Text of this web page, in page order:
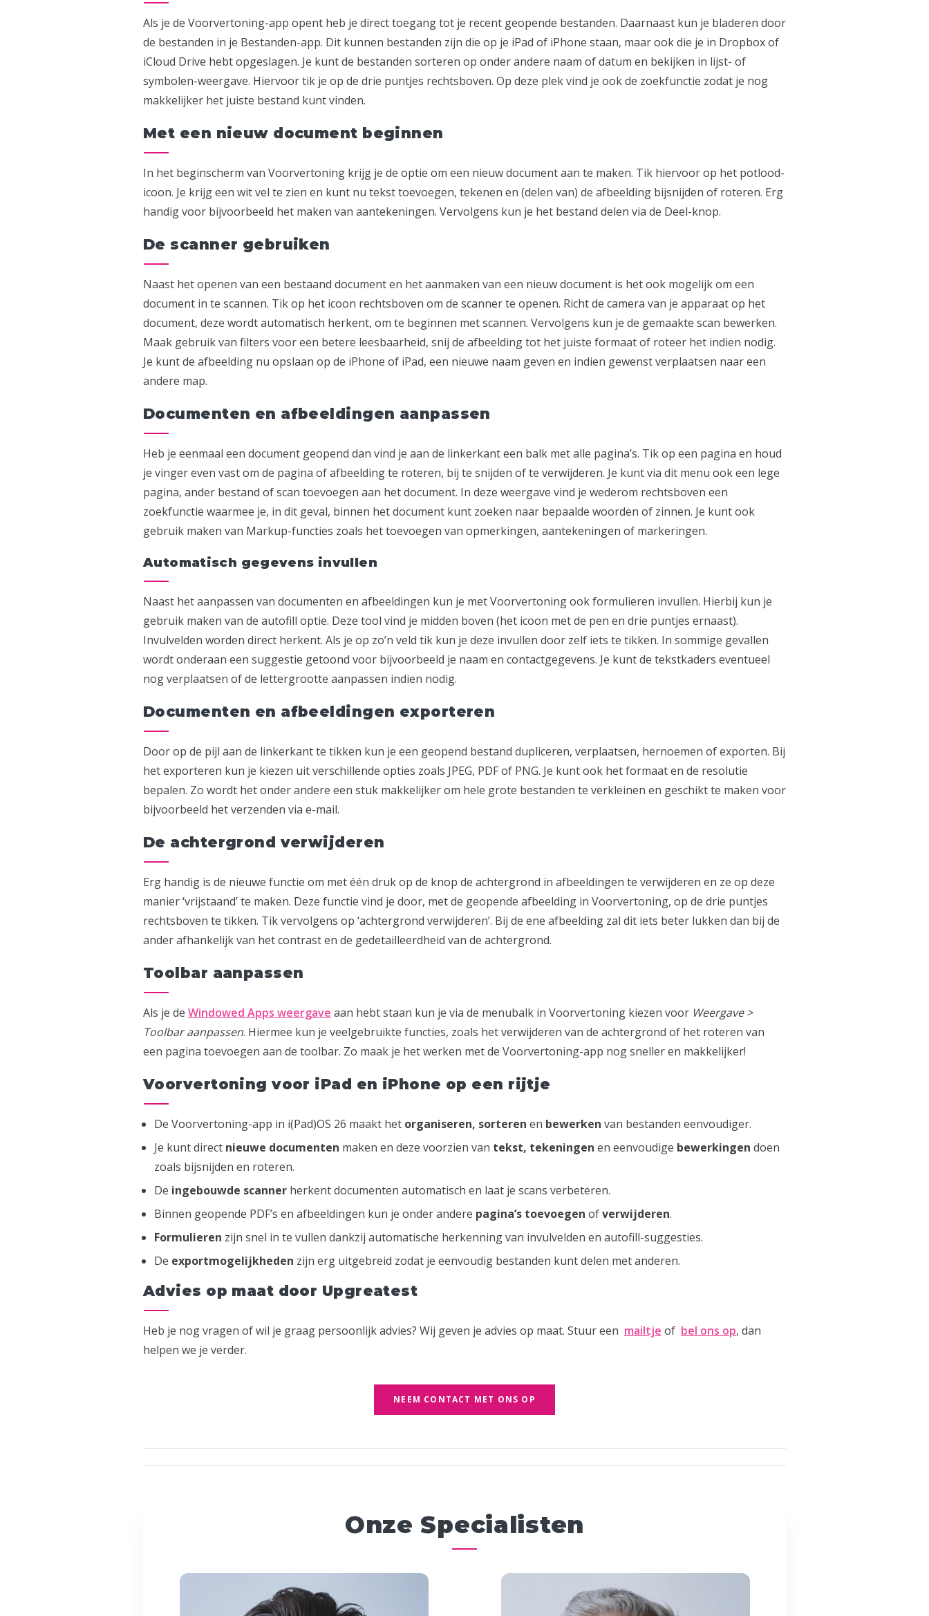
Als je de Voorvertoning-app opent heb je direct toegang tot je recent geopende bestanden. Daarnaast kun je bladeren door
de bestanden in je Bestanden-app. Dit kunnen bestanden zijn die op je iPad of iPhone staan, maar ook die je in Dropbox of
iCloud Drive hebt opgeslagen. Je kunt de bestanden sorteren op onder andere naam of datum en bekijken in lijst- of
symbolen-weergave. Hiervoor tik je op de drie puntjes rechtsboven. Op deze plek vind je ook de zoekfunctie zodat je nog
makkelijker het juiste bestand kunt vinden.
Met een nieuw document beginnen
In het beginscherm van Voorvertoning krijg je de optie om een nieuw document aan te maken. Tik hiervoor op het potlood-
icoon. Je krijg een wit vel te zien en kunt nu tekst toevoegen, tekenen en (delen van) de afbeelding bijsnijden of roteren. Erg
handig voor bijvoorbeeld het maken van aantekeningen. Vervolgens kun je het bestand delen via de Deel-knop.
De scanner gebruiken
Naast het openen van een bestaand document en het aanmaken van een nieuw document is het ook mogelijk om een
document in te scannen. Tik op het icoon rechtsboven om de scanner te openen. Richt de camera van je apparaat op het
document, deze wordt automatisch herkent, om te beginnen met scannen. Vervolgens kun je de gemaakte scan bewerken.
Maak gebruik van filters voor een betere leesbaarheid, snij de afbeelding tot het juiste formaat of roteer het indien nodig.
Je kunt de afbeelding nu opslaan op de iPhone of iPad, een nieuwe naam geven en indien gewenst verplaatsen naar een
andere map.
Documenten en afbeeldingen aanpassen
Heb je eenmaal een document geopend dan vind je aan de linkerkant een balk met alle pagina’s. Tik op een pagina en houd
je vinger even vast om de pagina of afbeelding te roteren, bij te snijden of te verwijderen. Je kunt via dit menu ook een lege
pagina, ander bestand of scan toevoegen aan het document. In deze weergave vind je wederom rechtsboven een
zoekfunctie waarmee je, in dit geval, binnen het document kunt zoeken naar bepaalde woorden of zinnen. Je kunt ook
gebruik maken van Markup-functies zoals het toevoegen van opmerkingen, aantekeningen of markeringen.
Automatisch gegevens invullen
Naast het aanpassen van documenten en afbeeldingen kun je met Voorvertoning ook formulieren invullen. Hierbij kun je
gebruik maken van de autofill optie. Deze tool vind je midden boven (het icoon met de pen en drie puntjes ernaast).
Invulvelden worden direct herkent. Als je op zo’n veld tik kun je deze invullen door zelf iets te tikken. In sommige gevallen
wordt onderaan een suggestie getoond voor bijvoorbeeld je naam en contactgegevens. Je kunt de tekstkaders eventueel
nog verplaatsen of de lettergrootte aanpassen indien nodig.
Documenten en afbeeldingen exporteren
Door op de pijl aan de linkerkant te tikken kun je een geopend bestand dupliceren, verplaatsen, hernoemen of exporten. Bij
het exporteren kun je kiezen uit verschillende opties zoals JPEG, PDF of PNG. Je kunt ook het formaat en de resolutie
bepalen. Zo wordt het onder andere een stuk makkelijker om hele grote bestanden te verkleinen en geschikt te maken voor
bijvoorbeeld het verzenden via e-mail.
De achtergrond verwijderen
Erg handig is de nieuwe functie om met één druk op de knop de achtergrond in afbeeldingen te verwijderen en ze op deze
manier ‘vrijstaand’ te maken. Deze functie vind je door, met de geopende afbeelding in Voorvertoning, op de drie puntjes
rechtsboven te tikken. Tik vervolgens op ‘achtergrond verwijderen’. Bij de ene afbeelding zal dit iets beter lukken dan bij de
ander afhankelijk van het contrast en de gedetailleerdheid van de achtergrond.
Toolbar aanpassen
Als je de Windowed Apps weergave aan hebt staan kun je via de menubalk in Voorvertoning kiezen voor Weergave >
Toolbar aanpassen. Hiermee kun je veelgebruikte functies, zoals het verwijderen van de achtergrond of het roteren van
een pagina toevoegen aan de toolbar. Zo maak je het werken met de Voorvertoning-app nog sneller en makkelijker!
Voorvertoning voor iPad en iPhone op een rijtje
De Voorvertoning-app in i(Pad)OS 26 maakt het organiseren, sorteren en bewerken van bestanden eenvoudiger.
Je kunt direct nieuwe documenten maken en deze voorzien van tekst, tekeningen en eenvoudige bewerkingen doen
zoals bijsnijden en roteren.
De ingebouwde scanner herkent documenten automatisch en laat je scans verbeteren.
Binnen geopende PDF’s en afbeeldingen kun je onder andere pagina’s toevoegen ofverwijderen.
Formulieren zijn snel in te vullen dankzij automatische herkenning van invulvelden en autofill-suggesties.
De exportmogelijkheden zijn erg uitgebreid zodat je eenvoudig bestanden kunt delen met anderen.
Advies op maat door Upgreatest
Heb je nog vragen of wil je graag persoonlijk advies? Wij geven je advies op maat. Stuur een mailtje of bel ons op, dan
helpen we je verder.
NEEM CONTACT MET ONS OP
Onze Specialisten